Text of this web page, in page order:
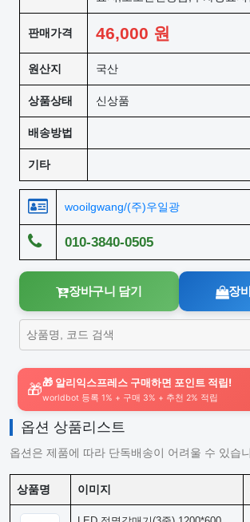
판매가격 46,000 원
원산지 국산
상품상태 신상품
배송방법
기타
wooilgwang/(주)우일광
010-3840-0505
장바구니 담기 장
🎁🎁 알리익스프레스 구매하면 포인트 적립!
worldbot 등록 1% + 구매 3% + 추천 2% 적립
옵션 상품리스트
옵션은 제품에 따라 단독배송이 어려울 수 있습
상품명 이미지